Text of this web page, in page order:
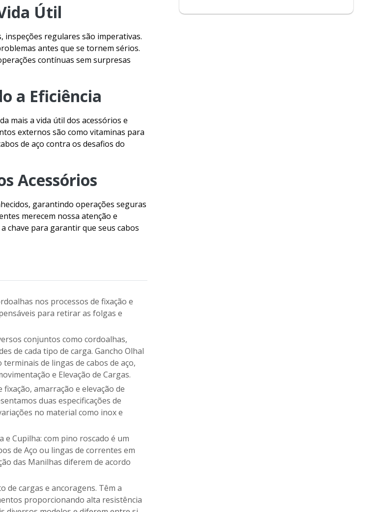
Cinta de poliéster preço
Cinta sling
Cintas de elevação e amarração
Cintas de poliester
Cintas de poliester textil
Conjunto de amarração de cargas
Conjunto de amarração preço
plataforma
Conjunto cegonheiro
Conjunto guincheiro
Corda bombeiro
Corda linha de vida
Corda para pesca
Corrente inoxidavel
Correntes grau 8
Empresa de cinta de poliéster para amarração
Empresa de cinta de poliéster para carga
Empresa de conjunto de amarração
Empresa de conjunto de amarração de cargas
Útil
inspeções regulares são imperativas.
antes que se tornem sérios.
contínuas sem surpresas
a Eficiência
mais a vida útil dos acessórios e
externos são como vitaminas para
de aço contra os desafios do
Acessórios
garantindo operações seguras
merecem nossa atenção e
chave para garantir que seus cabos
para retirar as folgas e
de cada tipo de carga. Gancho Olhal
de lingas de cabos de aço,
e Elevação de Cargas.
duas especificações de
no material como inox e
de Aço ou lingas de correntes em
das Manilhas diferem de acordo
proporcionando alta resistência